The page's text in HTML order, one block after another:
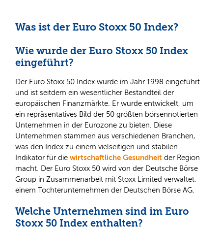
Was ist der Euro Stoxx 50 Index?
Wie wurde der Euro Stoxx 50 Index
eingeführt?
Der Euro Stoxx 50 Index wurde im Jahr 1998 eingeführt
und ist seitdem ein wesentlicher Bestandteil der
europäischen Finanzmärkte. Er wurde entwickelt, um
ein repräsentatives Bild der 50 größten börsennotierten
Unternehmen in der Eurozone zu bieten. Diese
Unternehmen stammen aus verschiedenen Branchen,
was den Index zu einem vielseitigen und stabilen
Indikator für die wirtschaftliche Gesundheit der Region
macht. Der Euro Stoxx 50 wird von der Deutsche Börse
Group in Zusammenarbeit mit Stoxx Limited verwaltet,
einem Tochterunternehmen der Deutschen Börse AG.
Welche Unternehmen sind im Euro
Stoxx 50 Index enthalten?